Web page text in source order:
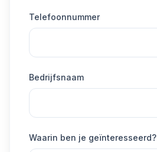
Telefoonnummer
Bedrijfsnaam
Waarin ben je geïnteresseerd?